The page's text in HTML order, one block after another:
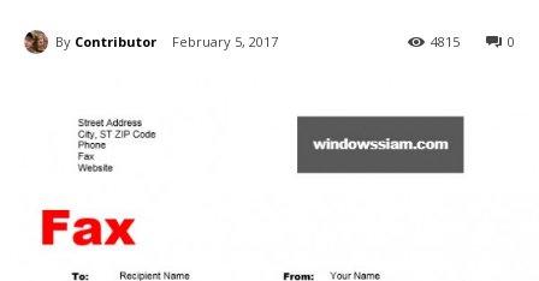
By Contributor February 5, 2017 0
4815